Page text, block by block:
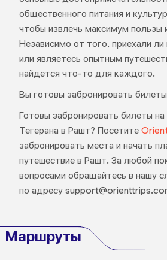
общественного питания и
чтобы извлечь максимум пользы
Независимо от того, приехали
или являетесь опытным
найдется что-то для каждого.
Вы готовы забронировать
Готовы забронировать билеты
Тегерана в Рашт? Посетите
забронировать места и начать
путешествие в Рашт. За любой
вопросами обращайтесь в нашу
по адресу
Маршруты